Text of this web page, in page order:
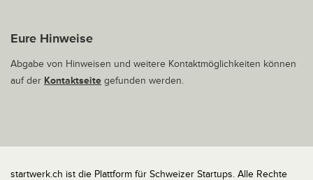
Eure Hinweise
Abgabe von Hinweisen und weitere Kontaktmöglichkeiten können
auf der Kontaktseite gefunden werden.
startwerk.ch ist die Plattform für Schweizer Startups. Alle Rechte